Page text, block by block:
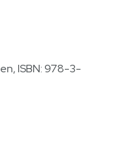
, ISBN: 978-3-